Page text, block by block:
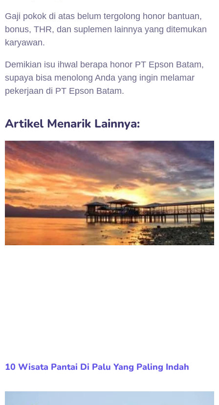
Gaji pokok di atas belum tergolong honor bantuan,
bonus, THR, dan suplemen lainnya yang ditemukan
karyawan.
Demikian isu ihwal berapa honor PT Epson Batam,
supaya bisa menolong Anda yang ingin melamar
pekerjaan di PT Epson Batam.
Artikel Menarik Lainnya:
10 Wisata Pantai Di Palu Yang Paling Indah